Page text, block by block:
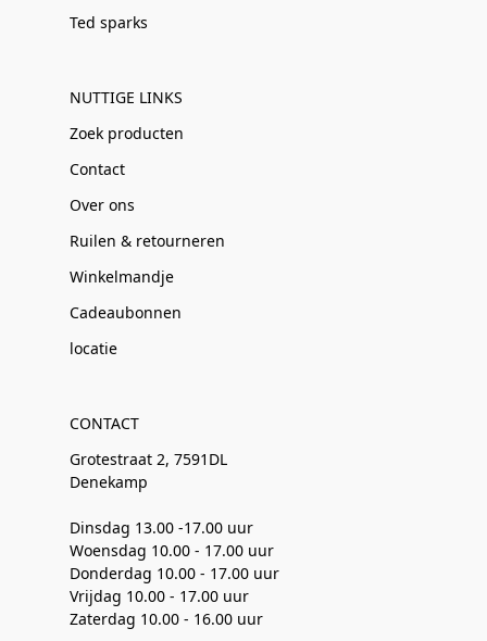
Ted sparks
NUTTIGE LINKS
Zoek producten
Contact
Over ons
Ruilen & retourneren
Winkelmandje
Cadeaubonnen
locatie
CONTACT
Grotestraat 2, 7591DL
Denekamp
Dinsdag 13.00 -17.00 uur
Woensdag 10.00 - 17.00 uur
Donderdag 10.00 - 17.00 uur
Vrijdag 10.00 - 17.00 uur
Zaterdag 10.00 - 16.00 uur